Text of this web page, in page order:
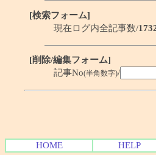
[検索フォーム]
現在ログ内全記事数/
[削除/編集フォーム]
記事No(半角数字)/
HOME HELP